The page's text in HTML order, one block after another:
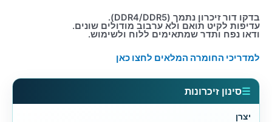
בדקו דור זיכרון נתמך (DDR4/DDR5).
עדיפות לקיט תואם ולא ערבוב מודולים שונים.
ודאו נפח ותדר שמתאימים ללוח ולשימוש.
למדריכי החומרה המלאים לחצו כאן
☰סינון זיכרונות
יצרן